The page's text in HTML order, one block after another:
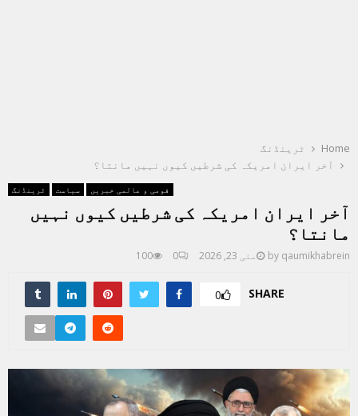
Home
ٹرینڈنگ
آخر ایران امریکہ کی شرطیں کیوں نہیں مانتا؟
ٹرینڈنگ سیاست قومی و عالمی خبریں
آخر ایران امریکہ کی شرطیں کیوں نہیں
مانتا؟
by qaumikhabrein مئی 23, 2026 0
100
SHARE
0